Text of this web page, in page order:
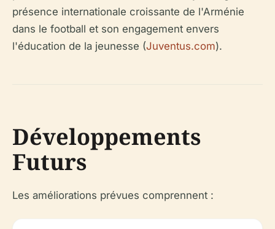
présence internationale croissante de l'Arménie
dans le football et son engagement envers
l'éducation de la jeunesse (Juventus.com).
Développements
Futurs
Les améliorations prévues comprennent :